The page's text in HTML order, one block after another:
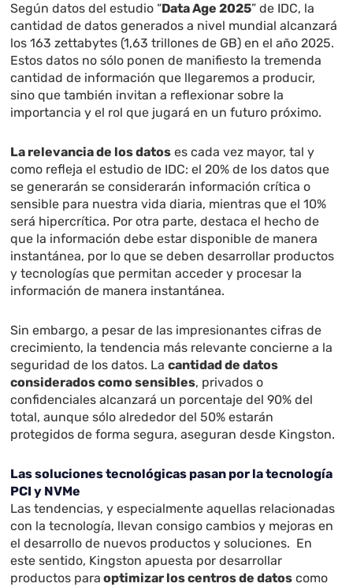
Según datos del estudio “Data Age 2025” de IDC, la
cantidad de datos generados a nivel mundial alcanzará
los 163 zettabytes (1,63 trillones de GB) en el año 2025.
Estos datos no sólo ponen de manifiesto la tremenda
cantidad de información que llegaremos a producir,
sino que también invitan a reflexionar sobre la
importancia y el rol que jugará en un futuro próximo.
La relevancia de los datos es cada vez mayor, tal y
como refleja el estudio de IDC: el 20% de los datos que
se generarán se considerarán información crítica o
sensible para nuestra vida diaria, mientras que el 10%
será hipercrítica. Por otra parte, destaca el hecho de
que la información debe estar disponible de manera
instantánea, por lo que se deben desarrollar productos
y tecnologías que permitan acceder y procesar la
información de manera instantánea.
Sin embargo, a pesar de las impresionantes cifras de
crecimiento, la tendencia más relevante concierne a la
seguridad de los datos. Lacantidad de datos
considerados como sensibles, privados o
confidenciales alcanzará un porcentaje del 90% del
total, aunque sólo alrededor del 50% estarán
protegidos de forma segura, aseguran desde Kingston.
Las soluciones tecnológicas pasan por la tecnología
PCI y NVMe
Las tendencias, y especialmente aquellas relacionadas
con la tecnología, llevan consigo cambios y mejoras en
el desarrollo de nuevos productos y soluciones. En
este sentido, Kingston apuesta por desarrollar
productos para optimizar los centros de datos como